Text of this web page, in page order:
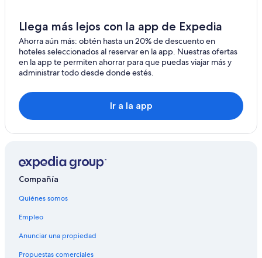
Hoteles en Saint-Louis
Hoteles en Cilaos
Villas en Cilaos
Hoteles cerca de Caldera volcánica Cirque de Mafate
Hoteles en Sainte Marie
Hoteles en Centro Ciudad
Condominios en Sur de Reunión
Hoteles en la playa en Sur de Reunión
Hoteles en Sur de Reunión
Casas de huéspedes en Saint-Paul
Hoteles en Saint-Leu
Llega más lejos con la app de Expedia
Ahorra aún más: obtén hasta un 20% de descuento en
hoteles seleccionados al reservar en la app. Nuestras ofertas
en la app te permiten ahorrar para que puedas viajar más y
administrar todo desde donde estés.
Ir a la app
Compañía
Quiénes somos
Empleo
Anunciar una propiedad
Propuestas comerciales